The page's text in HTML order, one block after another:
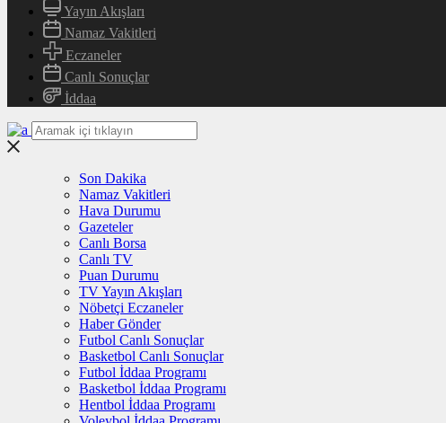
Yayın Akışları
Namaz Vakitleri
Eczaneler
Canlı Sonuçlar
İddaa
Son Dakika
Namaz Vakitleri
Hava Durumu
Gazeteler
Canlı Borsa
Canlı TV
Puan Durumu
TV Yayın Akışları
Nöbetçi Eczaneler
Haber Gönder
Futbol Canlı Sonuçlar
Basketbol Canlı Sonuçlar
Futbol İddaa Programı
Basketbol İddaa Programı
Hentbol İddaa Programı